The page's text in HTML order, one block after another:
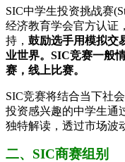
SIC中学生投资挑战赛
经济教育学会官方认证
持， 鼓励选手用模拟交
业世界。SIC竞赛一般
赛，线上比赛。
SIC竞赛将结合当下社
投资感兴趣的中学生通
独特解读，透过市场波
二、SIC商赛组别